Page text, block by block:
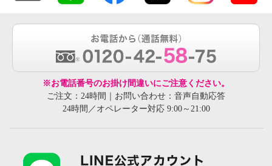
※お電話番号のお掛け間違いにご注意ください。
ご注文：24時間｜お問い合わせ：音声自動応答
24時間／オペレーター対応 9:00～21:00